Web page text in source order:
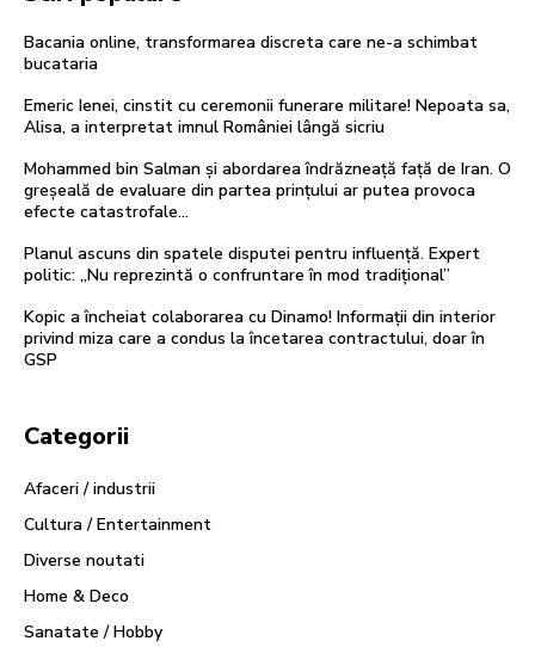
Bacania online, transformarea discreta care ne-a schimbat
bucataria
Emeric Ienei, cinstit cu ceremonii funerare militare! Nepoata sa,
Alisa, a interpretat imnul României lângă sicriu
Mohammed bin Salman și abordarea îndrăzneață față de Iran. O
greșeală de evaluare din partea prințului ar putea provoca
efecte catastrofale…
Planul ascuns din spatele disputei pentru influență. Expert
politic: „Nu reprezintă o confruntare în mod tradițional”
Kopic a încheiat colaborarea cu Dinamo! Informații din interior
privind miza care a condus la încetarea contractului, doar în
GSP
Categorii
Afaceri / industrii
Cultura / Entertainment
Diverse noutati
Home & Deco
Sanatate / Hobby